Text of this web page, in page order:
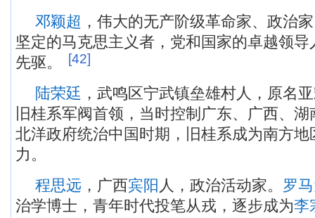
邓颖超 ，伟大的无产阶级革命家、政治
坚定的马克思主义者，党和国家的卓越领
先驱。
[42]
陆荣廷 ，武鸣区宁武镇垒雄村人，原名
旧桂系军阀首领，当时控制广东、广西、
北洋政府统治中国时期，旧桂系成为南方
力。
程思远 ，广西宾阳 人，政治活动家。 罗
治学博士，青年时代投笔从戎，逐步成为李